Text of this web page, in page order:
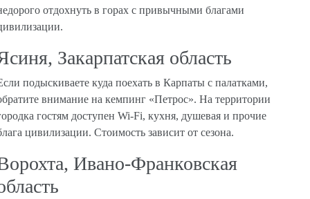
отдохнуть в горах с привычными благами
Закарпатская область
подыскиваете куда поехать в Карпаты с палатками,
внимание на кемпинг «Петрос». На территории
гостям доступен Wi-Fi, кухня, душевая и прочие
цивилизации. Стоимость зависит от сезона.
Ивано-Франковская